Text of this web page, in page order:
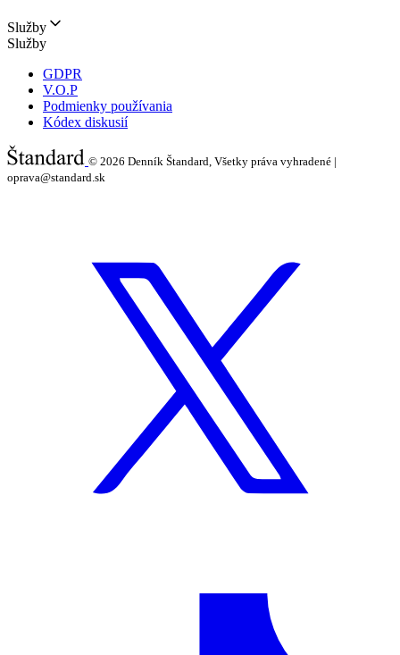
Služby
Služby
GDPR
V.O.P
Podmienky používania
Kódex diskusií
© 2026 Denník Štandard, Všetky práva vyhradené |
oprava@standard.sk